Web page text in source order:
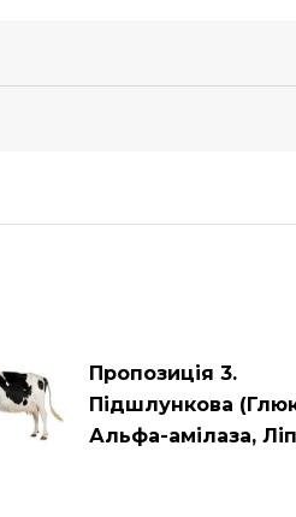
Пропозиція 3.
Підшлункова
Альфа-амілаза,